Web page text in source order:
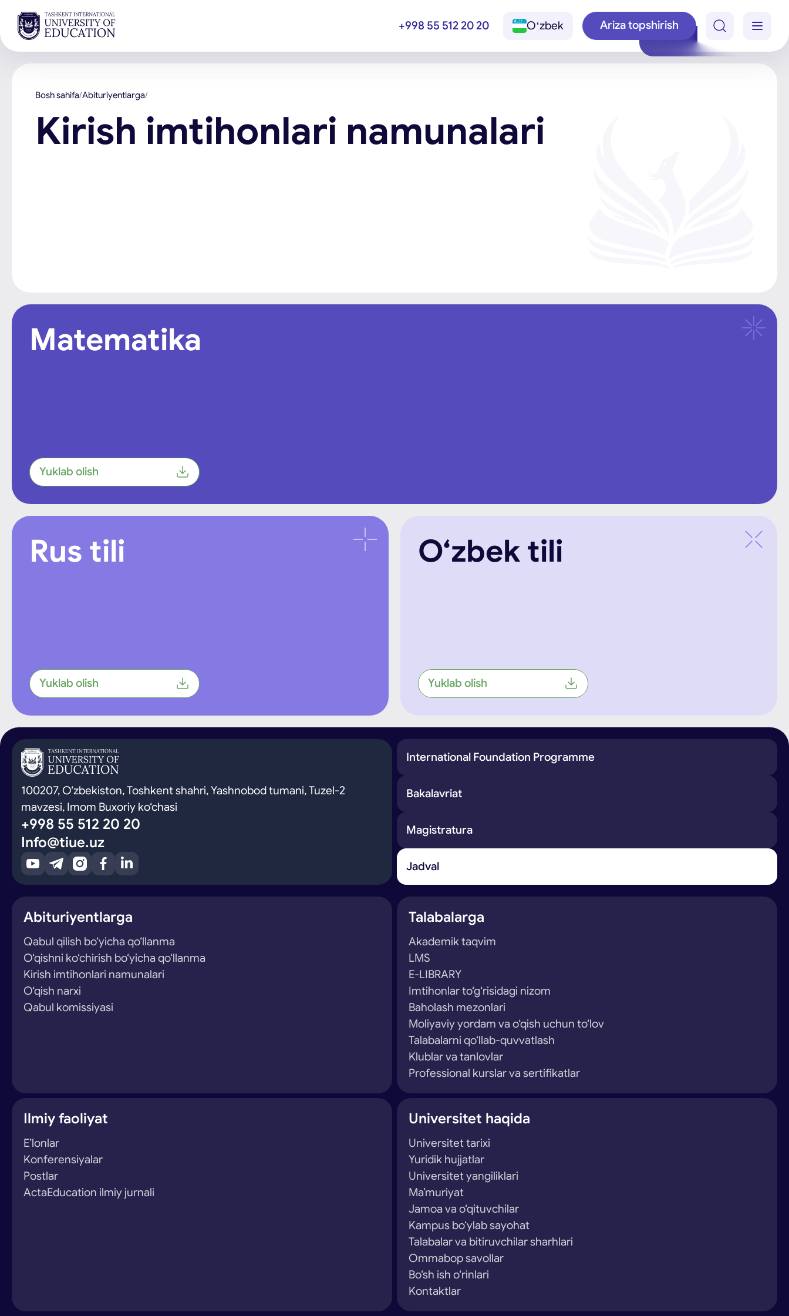
+998 55 512 20 20 Oʻzbek Ariza topshirish
Bosh sahifa Abituriyentlarga
Kirish imtihonlari namunalari
Matematika
Yuklab olish
Rus tili
Yuklab olish
O‘zbek tili
Yuklab olish
100207, O‘zbekiston, Toshkent shahri, Yashnobod tumani, Tuzel-2
mavzesi, Imom Buxoriy ko‘chasi
+998 55 512 20 20
Info@tiue.uz
International Foundation Programme
Bakalavriat
Magistratura
Jadval
Abituriyentlarga
Qabul qilish bo‘yicha qo‘llanma
O‘qishni ko‘chirish bo‘yicha qo‘llanma
Kirish imtihonlari namunalari
O‘qish narxi
Qabul komissiyasi
Talabalarga
Akademik taqvim
LMS
E-LIBRARY
Imtihonlar to‘g‘risidagi nizom
Baholash mezonlari
Moliyaviy yordam va o‘qish uchun to‘lov
Talabalarni qo‘llab-quvvatlash
Klublar va tanlovlar
Professional kurslar va sertifikatlar
Ilmiy faoliyat
E’lonlar
Konferensiyalar
Postlar
ActaEducation ilmiy jurnali
Universitet haqida
Universitet tarixi
Yuridik hujjatlar
Universitet yangiliklari
Ma’muriyat
Jamoa va o‘qituvchilar
Kampus bo‘ylab sayohat
Talabalar va bitiruvchilar sharhlari
Ommabop savollar
Bo‘sh ish o‘rinlari
Kontaktlar